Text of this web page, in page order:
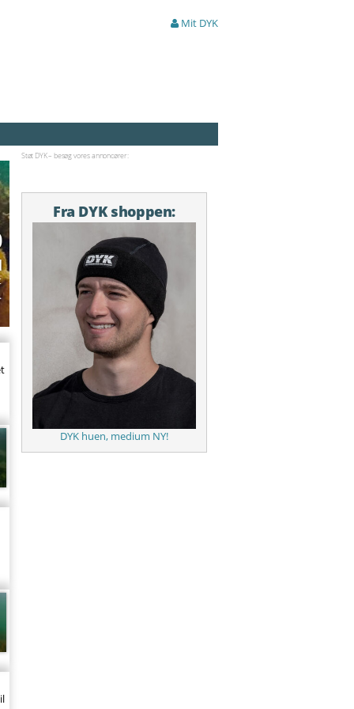
Mit DYK
Støt DYK – besøg vores annoncører:
Fra DYK shoppen:
DYK huen, medium NY!